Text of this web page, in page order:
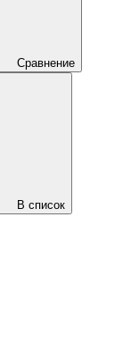
Сравнение
В список